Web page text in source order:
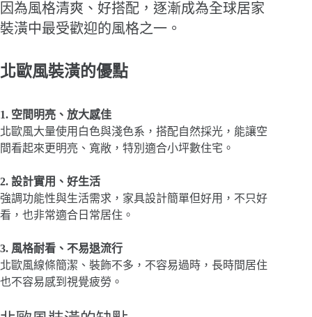
因為風格清爽、好搭配，逐漸成為全球居家
裝潢中最受歡迎的風格之一。
北歐風裝潢的優點
1. 空間明亮、放大感佳
北歐風大量使用白色與淺色系，搭配自然採光，能讓空
間看起來更明亮、寬敞，特別適合小坪數住宅。
2. 設計實用、好生活
強調功能性與生活需求，家具設計簡單但好用，不只好
看，也非常適合日常居住。
3. 風格耐看、不易退流行
北歐風線條簡潔、裝飾不多，不容易過時，長時間居住
也不容易感到視覺疲勞。